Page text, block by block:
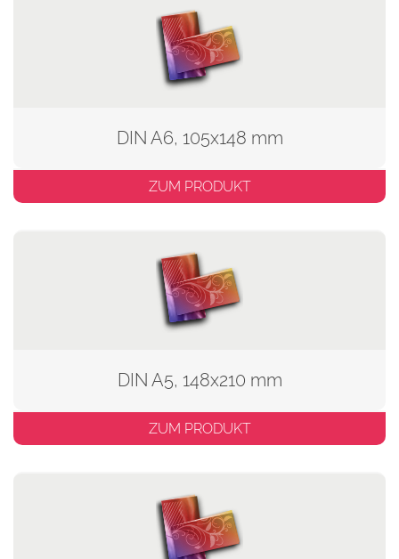
DIN A6, 105x148 mm
ZUM PRODUKT
DIN A5, 148x210 mm
ZUM PRODUKT